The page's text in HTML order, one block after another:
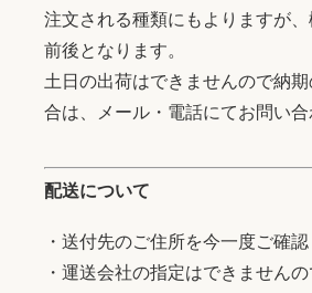
注文される種類にもよりますが
前後となります。
土日の出荷はできませんので納
合は、メール・電話にてお問い合
配送について
・送付先のご住所を今一度ご確認
・運送会社の指定はできませんの